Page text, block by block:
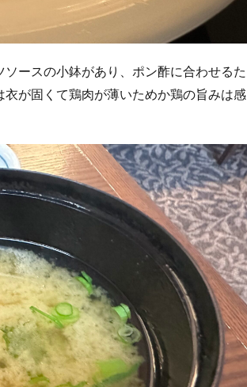
ースの小鉢があり、ポン酢に合わせるた
が固くて鶏肉が薄いためか鶏の旨みは感